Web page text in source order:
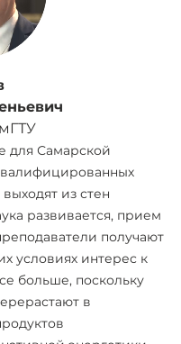
для Самарской
из стен
развивается, прием
получают
условиях интерес к
больше, поскольку
в